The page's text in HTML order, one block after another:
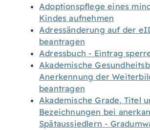
Adoptionspflege eines
Kindes aufnehmen
Adressänderung auf der
beantragen
Adressbuch - Eintrag
Akademische
Anerkennung der
beantragen
Akademische Grade, Titel
Bezeichnungen bei
Spätaussiedlern -